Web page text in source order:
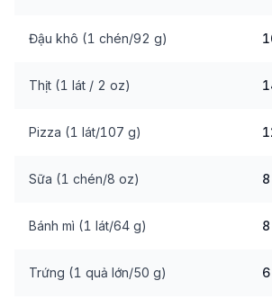
Đậu khô (1 chén/92 g)
Thịt (1 lát / 2 oz)
Pizza (1 lát/107 g)
Sữa (1 chén/8 oz)
Bánh mì (1 lát/64 g)
Trứng (1 quả lớn/50 g)